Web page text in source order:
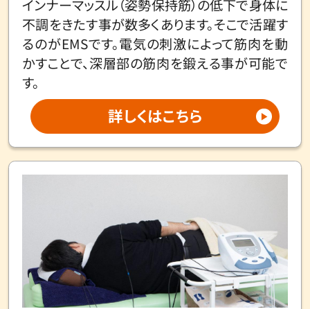
インナーマッスル（姿勢保持筋）の低下で身体に
不調をきたす事が数多くあります。そこで活躍す
るのがEMSです。電気の刺激によって筋肉を動
かすことで、深層部の筋肉を鍛える事が可能で
す。
詳しくはこちら